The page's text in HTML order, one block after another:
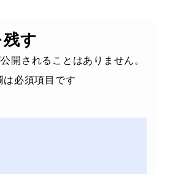
す
開されることはありません。
は必須項目です